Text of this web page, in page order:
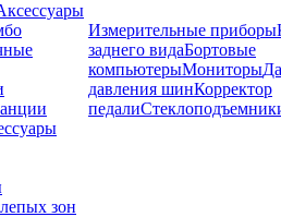
зон
Измерительные приборы
заднего видаБортовые
компьютерыМониторы
давления шинКорректор
педали